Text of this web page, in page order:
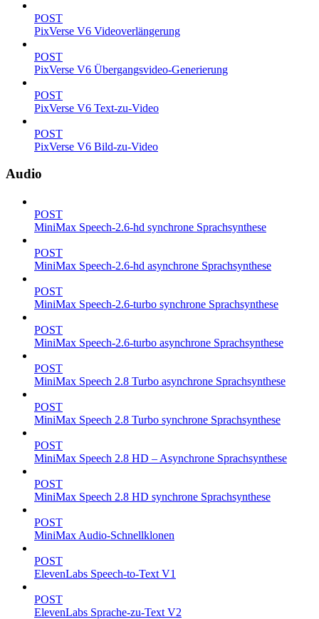
POST
PixVerse V6 Videoverlängerung
POST
PixVerse V6 Übergangsvideo-Generierung
POST
PixVerse V6 Text-zu-Video
POST
PixVerse V6 Bild-zu-Video
Audio
POST
MiniMax Speech-2.6-hd synchrone Sprachsynthese
POST
MiniMax Speech-2.6-hd asynchrone Sprachsynthese
POST
MiniMax Speech-2.6-turbo synchrone Sprachsynthese
POST
MiniMax Speech-2.6-turbo asynchrone Sprachsynthese
POST
MiniMax Speech 2.8 Turbo asynchrone Sprachsynthese
POST
MiniMax Speech 2.8 Turbo synchrone Sprachsynthese
POST
MiniMax Speech 2.8 HD – Asynchrone Sprachsynthese
POST
MiniMax Speech 2.8 HD synchrone Sprachsynthese
POST
MiniMax Audio-Schnellklonen
POST
ElevenLabs Speech-to-Text V1
POST
ElevenLabs Sprache-zu-Text V2